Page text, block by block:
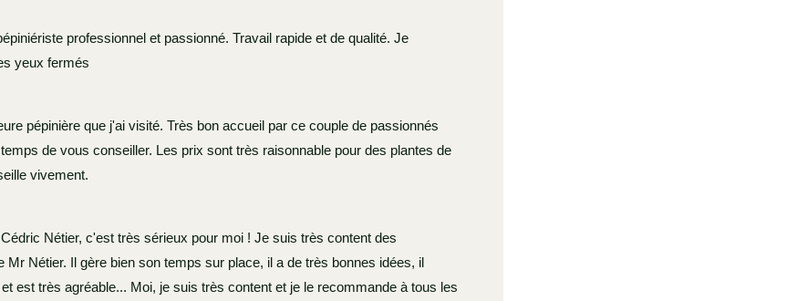
professionnel et passionné. Travail rapide et de qualité. Je
yeux fermés
pépinière que j'ai visité. Très bon accueil par ce couple de passionnés
de vous conseiller. Les prix sont très raisonnable pour des plantes de
vivement.
Nétier, c'est très sérieux pour moi ! Je suis très content des
Mr Nétier. Il gère bien son temps sur place, il a de très bonnes idées, il
est très agréable... Moi, je suis très content et je le recommande à tous les